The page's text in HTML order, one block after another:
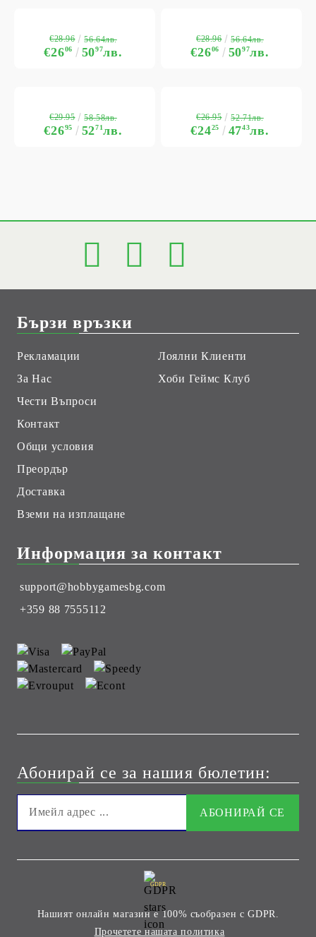
€2606 5097лв.
€28.96 56.64лв.
€2606 5097лв.
€28.96 56.64лв.
€2695 5271лв.
€29.95 58.58лв.
€2425 4743лв.
€26.95 52.71лв.
Бързи връзки
Рекламации
За Нас
Чести Въпроси
Контакт
Общи условия
Преордър
Доставка
Вземи на изплащане
Лоялни Клиенти
Хоби Геймс Клуб
Информация за контакт
support@hobbygamesbg.com
+359 88 7555112
Абонирай се за нашия бюлетин:
GDPR
Нашият онлайн магазин е 100% съобразен с GDPR.
Прочетете нашата политика